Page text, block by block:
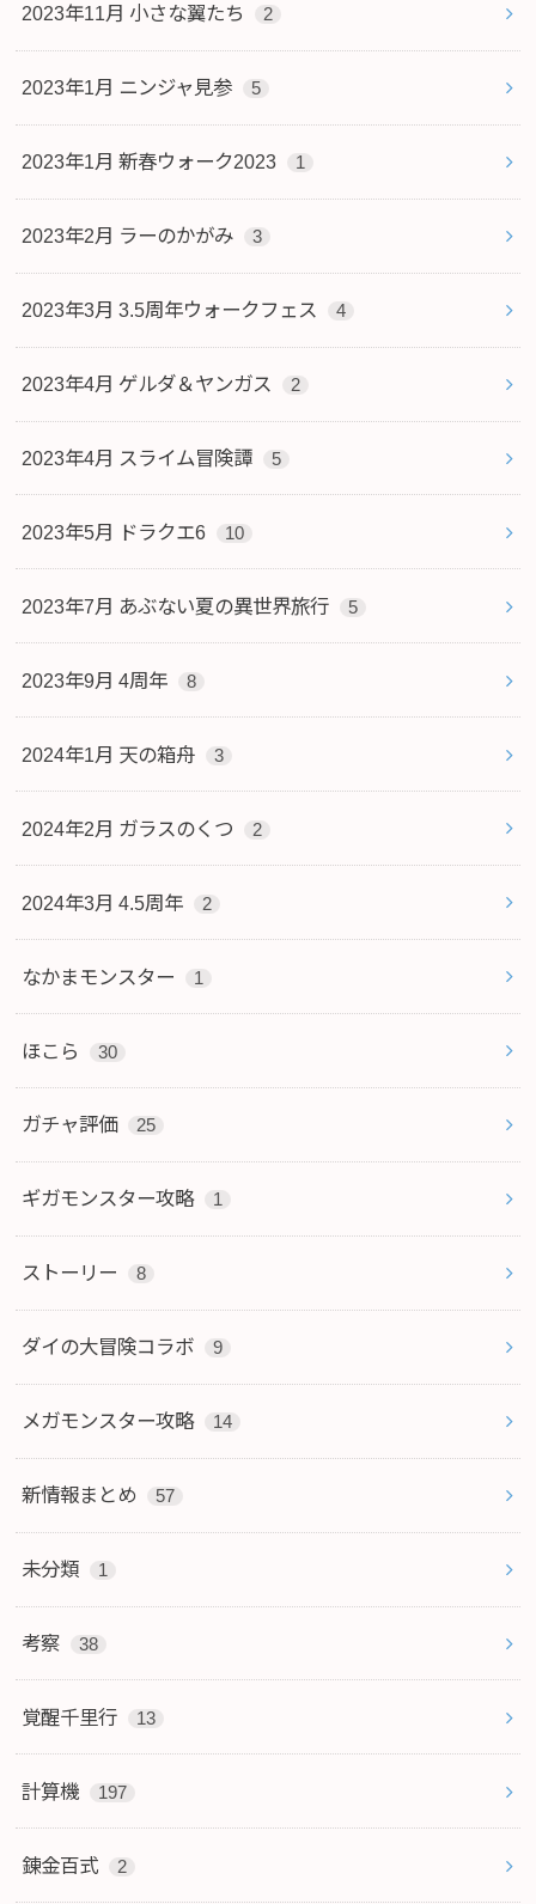
2023年11月 小さな翼たち 2
2023年1月 ニンジャ見参 5
2023年1月 新春ウォーク2023 1
2023年2月 ラーのかがみ 3
2023年3月 3.5周年ウォークフェス 4
2023年4月 ゲルダ＆ヤンガス 2
2023年4月 スライム冒険譚 5
2023年5月 ドラクエ6 10
2023年7月 あぶない夏の異世界旅行 5
2023年9月 4周年 8
2024年1月 天の箱舟 3
2024年2月 ガラスのくつ 2
2024年3月 4.5周年 2
なかまモンスター 1
ほこら 30
ガチャ評価 25
ギガモンスター攻略 1
ストーリー 8
ダイの大冒険コラボ 9
メガモンスター攻略 14
新情報まとめ 57
未分類 1
考察 38
覚醒千里行 13
計算機 197
錬金百式 2